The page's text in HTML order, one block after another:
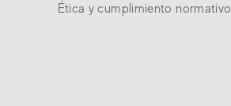
Ética y cumplimiento normativo